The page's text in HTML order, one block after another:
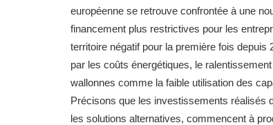
européenne se retrouve confrontée à une
financement plus restrictives pour les
territoire négatif pour la première fois depuis
par les coûts énergétiques, le
wallonnes comme la faible utilisation des
Précisons que les investissements réalisés
les solutions alternatives, commencent à